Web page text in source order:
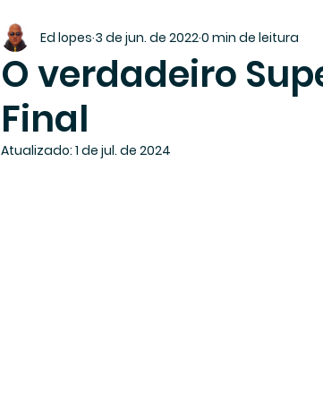
O verdadeiro
Final
Ed lopes 3 de jun. de 20220 min de leitura
Atualizado: 1 de jul. de 2024